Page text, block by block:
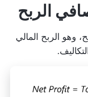
وهو الربح المالي